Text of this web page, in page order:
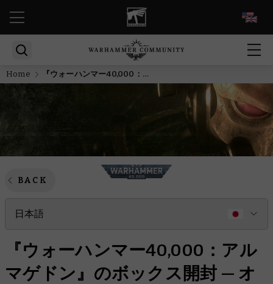
Home 『ウォーハンマー40,000：アルマゲドン』のボックス開封 — オルク
BACK
日本語
『ウォーハンマー40,000：アル
マゲドン』のボックス開封 — オ